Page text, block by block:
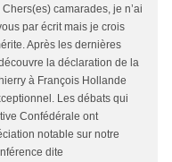
camarades, je n’ai
par écrit mais je crois
Après les dernières
la déclaration de la
à François Hollande
Les débats qui
Confédérale ont
notable sur notre
dite